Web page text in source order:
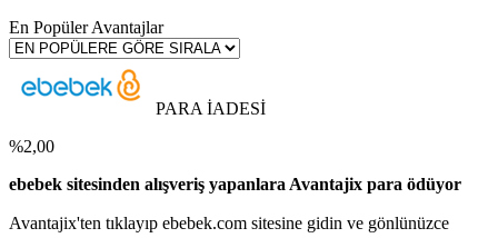
En Popüler Avantajlar
PARA İADESİ
%2,00
ebebek sitesinden alışveriş yapanlara Avantajix para ödüyor
Avantajix'ten tıklayıp ebebek.com sitesine gidin ve gönlünüzce